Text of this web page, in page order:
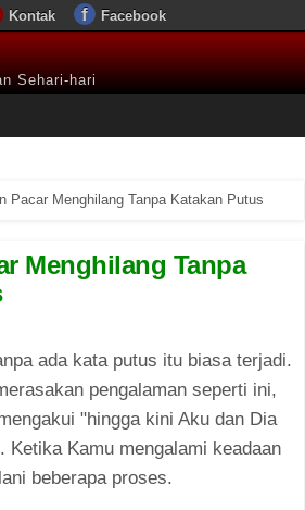
Kontak Facebook
Sehari-hari
Pacar Menghilang Tanpa Katakan Putus
Menghilang Tanpa
ada kata putus itu biasa terjadi.
pengalaman seperti ini,
"hingga kini Aku dan Dia
Ketika Kamu mengalami keadaan
beberapa proses.